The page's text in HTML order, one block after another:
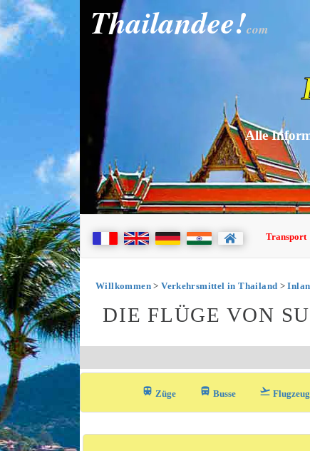
Thailandee!com
Alle
Transport
Willkommen>Verkehrsmittel in Thailand >
DIE FLÜGE VON
train Züge directions_bus_filled Busse flight_takeoff Flugzeug